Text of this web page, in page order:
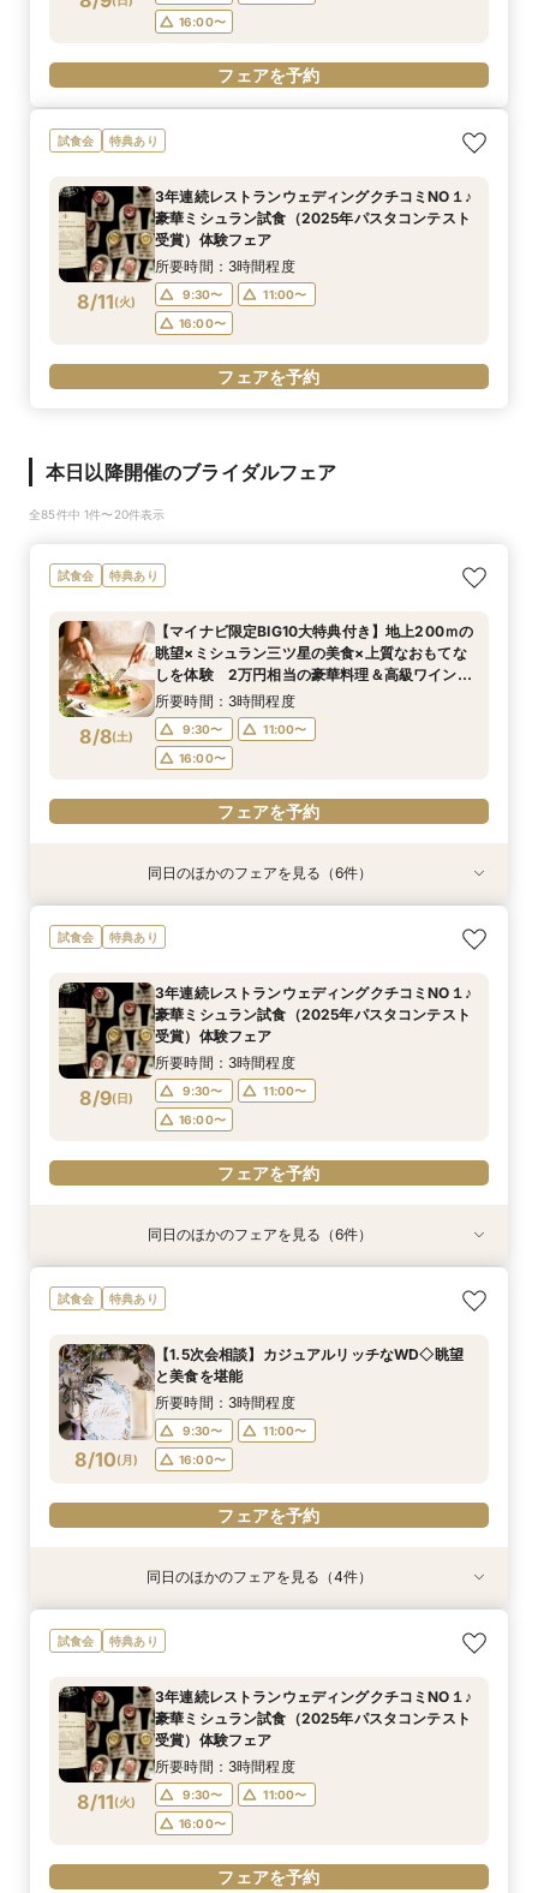
16:00〜
フェアを予約
試食会 特典あり
8/11(火)
3年連続レストランウェディングクチコミNO１♪
豪華ミシュラン試食（2025年パスタコンテスト
受賞）体験フェア
所要時間：3時間程度
9:30〜
11:00〜
16:00〜
フェアを予約
本日以降開催のブライダルフェア
全85件中 1件〜20件表示
試食会 特典あり
8/8(土)
【マイナビ限定BIG10大特典付き】地上200ｍの
眺望×ミシュラン三ツ星の美食×上質なおもてな
しを体験 2万円相当の豪華料理＆高級ワインの
マリアージュご試食付きフェア
所要時間：3時間程度
9:30〜
11:00〜
16:00〜
フェアを予約
特典あり
8/8(土 )
【満足度No1】2万円相当豪華試食付＆天空チャ
ペル体験フェア
9:30〜
11:00〜
16:00〜
フェアを予約
特典あり
8/8(土 )
【料理重視なら】20名～貸切可◎ミシュランの
味を堪能！2万円相当のコース試食
9:30〜
11:00〜
16:00〜
フェアを予約
特典あり
8/8(土 )
3年連続レストランウェディングクチコミNO１♪
豪華ミシュラン試食（2025年パスタコンテスト
所要時間：3時間程度
9:30〜
11:00〜
16:00〜
フェアを予約
特典あり
8/8(土 )
【1.5次会相談】カジュアルリッチなWD◇眺望
と美食を堪能
9:30〜
11:00〜
16:00〜
フェアを予約
特典あり
8/8(土 )
【初見学がお得】好立地＆絶景！２万円相当の試
食+ワイン試飲
9:30〜
11:00〜
16:00〜
フェアを予約
8/8(土 )
【早朝や仕事後も◎】所要90分！クイック相談
会 お料理チケット付き♪
9:30〜
13:30〜
16:00〜
フェアを予約
同日のほかのフェアを見る（6件）
試食会 特典あり
8/9(日)
3年連続レストランウェディングクチコミNO１♪
豪華ミシュラン試食（2025年パスタコンテスト
受賞）体験フェア
所要時間：3時間程度
9:30〜
11:00〜
16:00〜
フェアを予約
特典あり
8/9(日)
【満足度No1】2万円相当豪華試食付＆天空チャ
ペル体験フェア
9:30〜
16:00〜
フェアを予約
特典あり
8/9(日)
【料理重視なら】20名～貸切可◎ミシュランの
味を堪能！2万円相当のコース試食
9:30〜
16:00〜
フェアを予約
特典あり
8/9(日)
【マイナビ限定BIG10大特典付き】地上200ｍの
眺望×ミシュラン三ツ星の美食×上質なおもてな
マリアージュご試食付きフェア
所要時間：3時間程度
16:00〜
フェアを予約
特典あり
8/9(日)
【1.5次会相談】カジュアルリッチなWD◇眺望
と美食を堪能
9:30〜
16:00〜
フェアを予約
特典あり
8/9(日)
【初見学がお得】好立地＆絶景！２万円相当の試
食+ワイン試飲
9:30〜
16:00〜
フェアを予約
8/9(日)
【早朝や仕事後も◎】所要90分！クイック相談
会 お料理チケット付き♪
9:30〜
16:00〜
フェアを予約
同日のほかのフェアを見る（6件）
試食会 特典あり
8/10(月)
【1.5次会相談】カジュアルリッチなWD◇眺望
と美食を堪能
所要時間：3時間程度
9:30〜
11:00〜
16:00〜
フェアを予約
特典あり
8/10(月)
お得なプラン紹介も！結婚式まるわかり相談会＆
ドレス試着付き♪
9:30〜
13:30〜
16:00〜
フェアを予約
特典あり
8/10(月)
【お仕事帰りに】本格ワイン×料理 試食付おも
てなし体感フェア
16:00〜 17:00〜
フェアを予約
特典あり
8/10(月)
【初見学がお得】好立地＆絶景！２万円相当の試
食+ワイン試飲
9:30〜
11:00〜
16:00〜
フェアを予約
8/10(月)
【早朝や仕事後も◎】所要90分！クイック相談
会 お料理チケット付き♪
9:30〜
13:30〜
16:00〜
フェアを予約
同日のほかのフェアを見る（4件）
試食会 特典あり
8/11(火)
3年連続レストランウェディングクチコミNO１♪
豪華ミシュラン試食（2025年パスタコンテスト
受賞）体験フェア
所要時間：3時間程度
9:30〜
11:00〜
16:00〜
フェアを予約